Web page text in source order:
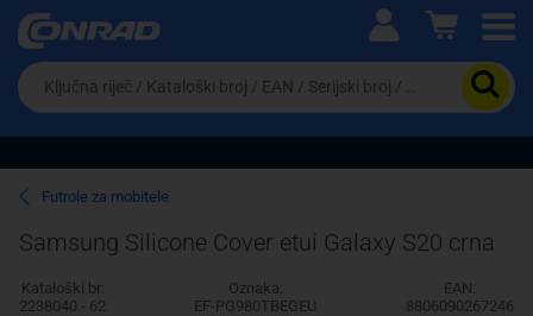
Ova postavka prilagođava asortiman proizvoda i
cijene vašim potrebama.
Pravno lice
Da
biste
potražili
proizvod,
unesite
ključnu
riječ,
kataloški
broj,
EAN
ili
Futrole za mobitele
Samsung Silicone Cover etui Galaxy S20 crna
Kataloški br:
2238040 - 62
Oznaka:
EF-PG980TBEGEU
EAN:
8806090267246